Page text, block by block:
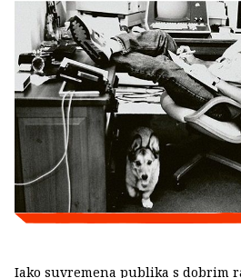
Iako suvremena publika s dobrim